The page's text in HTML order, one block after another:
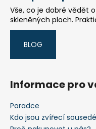
Vše, co je dobré vědět
skleněných ploch.
BLOG
Informace pro
Poradce
Kdo jsou zvířecí